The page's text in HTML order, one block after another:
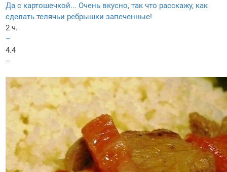
Да с картошечкой... Очень вкусно, так что расскажу, как
сделать телячьи ребрышки запеченные!
2 ч.
–
4.4
–